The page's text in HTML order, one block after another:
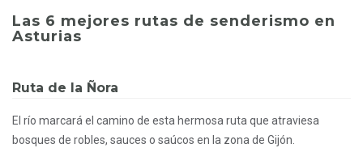
Las 6 mejores rutas de senderismo en
Asturias
Ruta de la Ñora
El río marcará el camino de esta hermosa ruta que atraviesa
bosques de robles, sauces o saúcos en la zona de Gijón.